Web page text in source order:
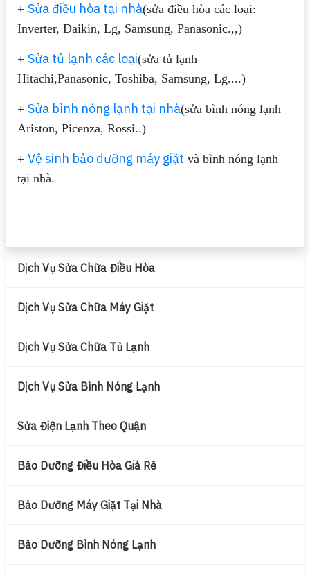
+ Sửa điều hòa tại nhà(sửa điều hòa các loại:
Inverter, Daikin, Lg, Samsung, Panasonic.,,)
+ Sửa tủ lạnh các loại(sửa tủ lạnh
Hitachi,Panasonic, Toshiba, Samsung, Lg....)
+ Sửa bình nóng lạnh tại nhà(sửa bình nóng lạnh
Ariston, Picenza, Rossi..)
+ Vệ sinh bảo dưỡng máy giặt và bình nóng lạnh
tại nhà.
Dịch Vụ Sửa Chữa Điều Hòa
Dịch Vụ Sửa Chữa Máy Giặt
Dịch Vụ Sửa Chữa Tủ Lạnh
Dịch Vụ Sửa Bình Nóng Lạnh
Sửa Điện Lạnh Theo Quận
Bảo Dưỡng Điều Hòa Giá Rẻ
Bảo Dưỡng Máy Giặt Tại Nhà
Bảo Dưỡng Bình Nóng Lạnh